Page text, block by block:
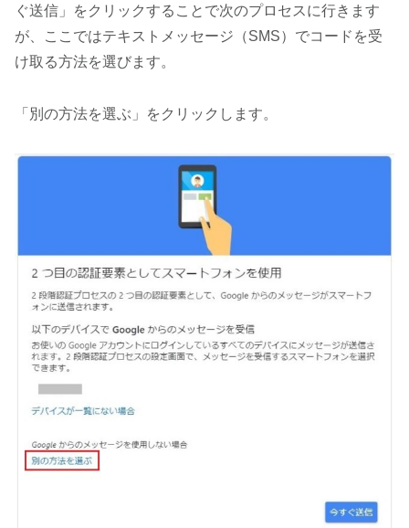
ぐ送信」をクリックすることで次のプロセスに行きます
が、ここではテキストメッセージ（SMS）でコードを受
け取る方法を選びます。
「別の方法を選ぶ」をクリックします。